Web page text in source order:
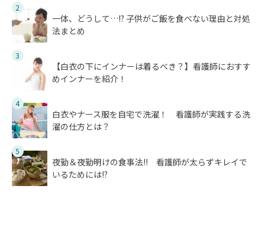
2
一体、どうして…!? 子供がご飯を食べない理由と対処
法まとめ
3
【白衣の下にインナーは着るべき？】看護師におすす
めインナーを紹介！
4
白衣やナース服を自宅で洗濯！ 看護師が実践する洗
濯の仕方とは？
5
夜勤＆夜勤明けの食事法!! 看護師が太らずキレイで
いるためには!?